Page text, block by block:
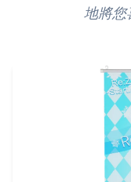
地將您